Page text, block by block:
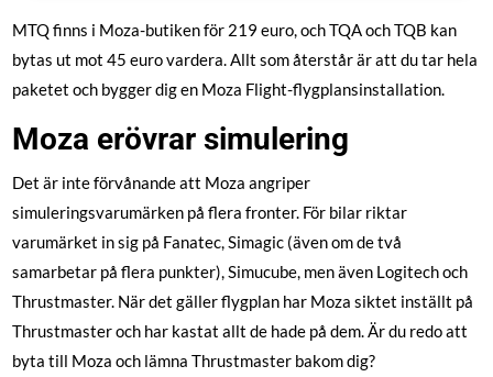
MTQ finns i Moza-butiken för 219 euro, och TQA och TQB kan
bytas ut mot 45 euro vardera. Allt som återstår är att du tar hela
paketet och bygger dig en Moza Flight-flygplansinstallation.
Moza erövrar simulering
Det är inte förvånande att Moza angriper
simuleringsvarumärken på flera fronter. För bilar riktar
varumärket in sig på Fanatec, Simagic (även om de två
samarbetar på flera punkter), Simucube, men även Logitech och
Thrustmaster. När det gäller flygplan har Moza siktet inställt på
Thrustmaster och har kastat allt de hade på dem. Är du redo att
byta till Moza och lämna Thrustmaster bakom dig?